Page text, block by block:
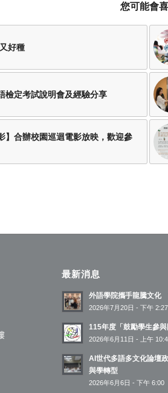
您可能會
好種
檢定考試說明會及經驗分享
】合辦校園巡迴電影放映，歡迎參
最新消息
外語學院攜手龍騰文化
2026年7月20日 - 下午 2:27
115年度「鼓勵學生參
2026年6月11日 - 上午
AI世代多語多文化論壇
與學轉型
2026年6月6日 - 下午 6:00